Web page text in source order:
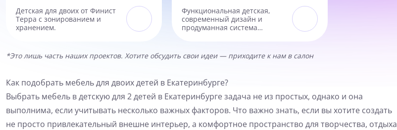
Детская для двоих от Финист
Терра с зонированием и
хранением.
Функциональная детская,
современный дизайн и
продуманная система
*Это лишь часть наших проектов. Хотите обсудить свои идеи — приходите к нам в салон
Как подобрать мебель для двоих детей в Екатеринбурге?
Выбрать мебель в детскую для 2 детей в Екатеринбурге задача не из простых, однако и она
выполнима, если учитывать несколько важных факторов. Что важно знать, если вы хотите создать
не просто привлекательный внешне интерьер, а комфортное пространство для творчества, отдыха